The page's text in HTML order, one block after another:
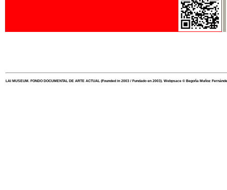
LAI MUSEUM. FONDO DOCUMENTAL DE ARTE ACTUAL (Founded in 2003 / Fundado en 2003). Webpsace © Begoña Muñoz